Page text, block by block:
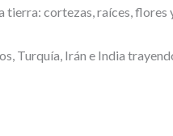
tierra: cortezas, raíces, flores
Turquía, Irán e India